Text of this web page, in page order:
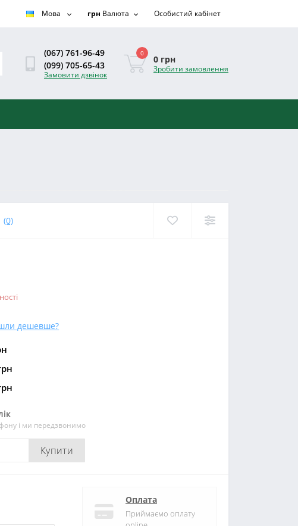
Мова грн Валюта Особистий кабінет
(067) 761-96-49
(099) 705-65-43
Замовити дзвінок
0
0 грн
Зробити замовлення
(0)
дешевше?
і ми передзвонимо
Купити
Оплата
Приймаємо оплату